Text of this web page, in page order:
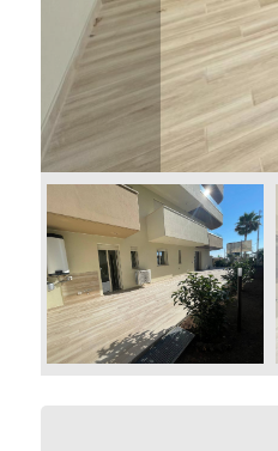
Qualsiasi
Residenziali
Commerciali
Industriali
Terreni